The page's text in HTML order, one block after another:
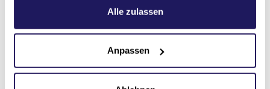
.Alle zulassen
Anpassen
Kardiologie der
Johannesstift
Diakonie
Kardiologie
Erfahren Sie mehr über die häufigsten
Herzerkrankungen, mögliche Symptome
und Behandlungsmöglichkeiten in
werden krankhafte Veränderungen der
Blutgefäße (Arterien und Venen)
bezeichnet. Erfahren Sie mehr zum
Komfortstation mit
Ausblick
Wir möchten, dass Sie sich während Ihres